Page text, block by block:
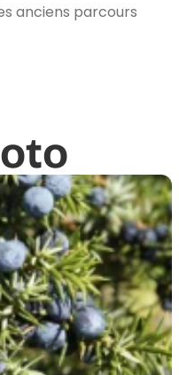
anciens parcours